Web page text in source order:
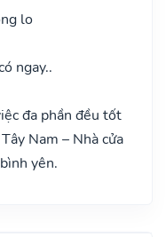
lo
ngay..
đa phần đều tốt
Nam – Nhà cửa
yên.